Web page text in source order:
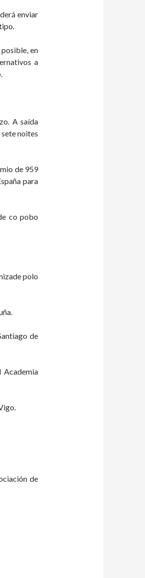
enviar
en
a
A saída
noites
de 959
para
co pobo
polo
de
Academia
de